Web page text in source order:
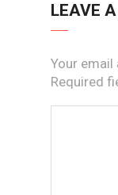
LEAVE
Your email
Required